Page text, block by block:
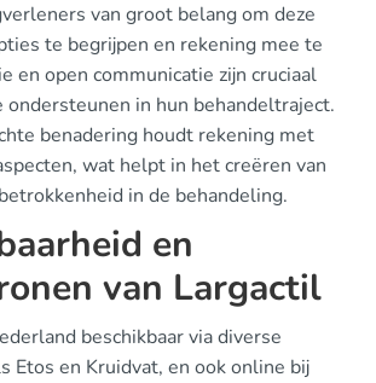
van groot belang om deze
te begrijpen en rekening mee te
en open communicatie zijn cruciaal
in hun behandeltraject.
benadering houdt rekening met
wat helpt in het creëren van
in de behandeling.
en
van Largactil
beschikbaar via diverse
Etos en Kruidvat, en ook online bij